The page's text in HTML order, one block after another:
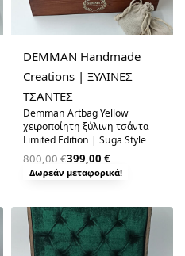
DEMMAN Handmade
Creations | ΞΥΛΙΝΕΣ
ΤΣΑΝΤΕΣ
Demman Artbag Yellow
χειροποίητη ξύλινη τσάντα
Limited Edition | Suga Style
800,00€399,00 €
Δωρεάν μεταφορικά!